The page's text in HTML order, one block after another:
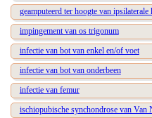
geamputeerd ter hoogte van ipsilaterale
impingement van os trigonum
infectie van bot van enkel en/of voet
infectie van bot van onderbeen
infectie van femur
ischiopubische synchondrose van Van